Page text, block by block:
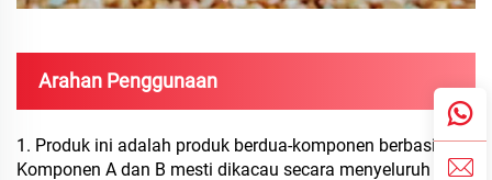
Arahan Penggunaan
1. Produk ini adalah produk berdua-komponen berbasis air.
Komponen A dan B mesti dikacau secara menyeluruh